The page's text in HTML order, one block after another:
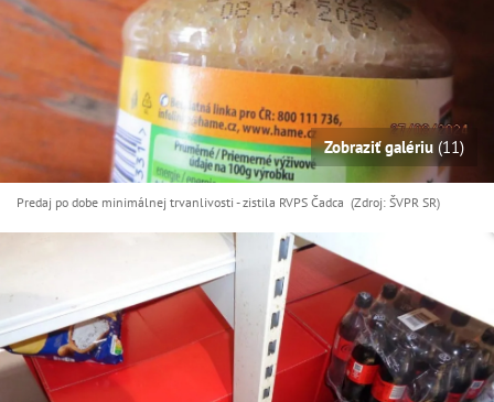
Zobraziť galériu (11)
Predaj po dobe minimálnej trvanlivosti - zistila RVPS Čadca (Zdroj: ŠVPR SR)